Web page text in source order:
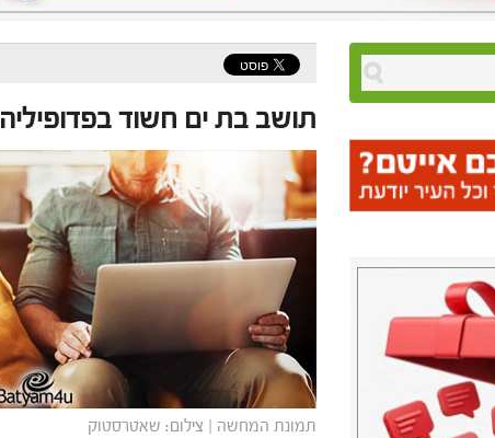
תושב בת ים חשוד בפדופיליה
תמונת המחשה | צילום: שאטרסטוק